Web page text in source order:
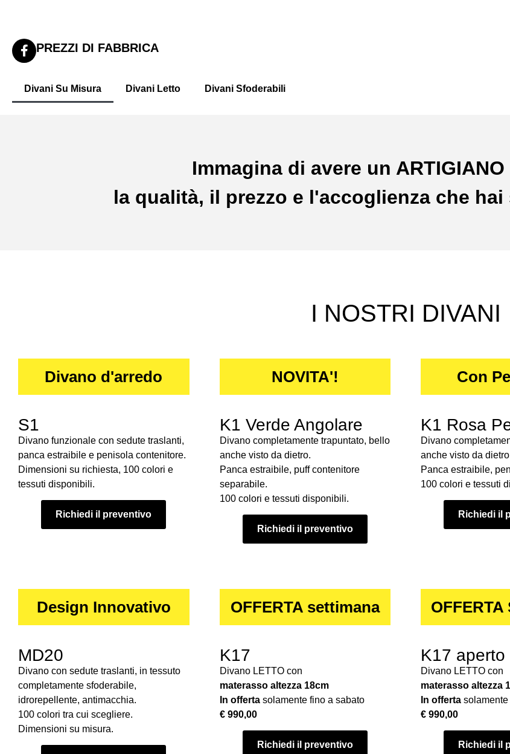
PREZZI DI FABBRICA
Divani Su Misura Divani Letto Divani Sfoderabili
Immagina di avere un ARTIGIANO
la qualità, il prezzo e l'accoglienza che
I NOSTRI DIVANI
Divano d'arredo
S1
Divano funzionale con sedute traslanti,
panca estraibile e penisola contenitore.
Dimensioni su richiesta, 100 colori e
tessuti disponibili.
Richiedi il preventivo
NOVITA'!
K1 Verde Angolare
Divano completamente trapuntato, bello
anche visto da dietro.
Panca estraibile, puff contenitore
separabile.
100 colori e tessuti disponibili.
Richiedi il preventivo
Con
K1 Rosa
Divano
anche visto da
Panca estraibile,
100 colori e tessuti
Richiedi il
Design Innovativo
MD20
Divano con sedute traslanti, in tessuto
completamente sfoderabile,
idrorepellente, antimacchia.
100 colori tra cui scegliere.
Dimensioni su misura.
OFFERTA settimana
K17
Divano LETTO con
materasso altezza 18cm
In offertasolamente fino a sabato
€ 990,00
Richiedi il preventivo
K17 aperto
Divano LETTO con
materasso altezza
In offerta
€ 990,00
Richiedi il